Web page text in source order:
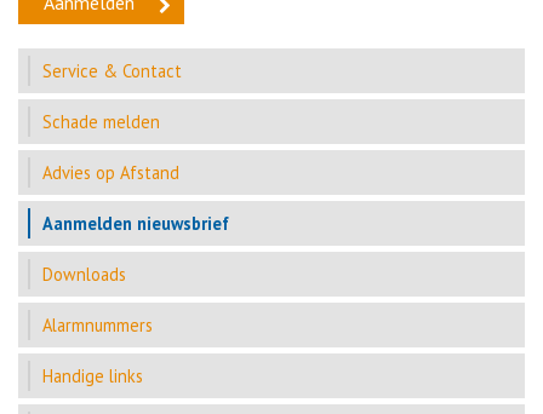
Service & Contact
Schade melden
Advies op Afstand
Aanmelden nieuwsbrief
Downloads
Alarmnummers
Handige links